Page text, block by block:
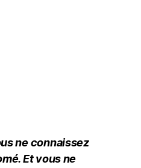
ne connaissez
Et vous ne